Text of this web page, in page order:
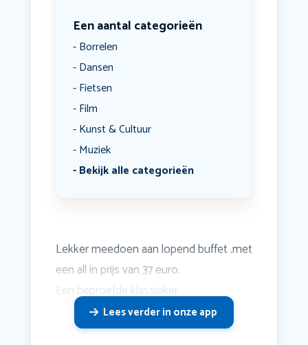
Een aantal categorieën
Borrelen
Dansen
Fietsen
Film
Kunst & Cultuur
Muziek
Bekijk alle categorieën
Lekker meedoen aan lopend buffet .met
een all in prijs van 37 euro.
Een beproefde klassieker
Lees verder in onze app